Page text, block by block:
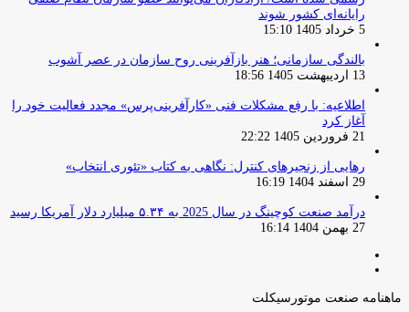
رایانه‌ای کشور شوند
5 خرداد 1405 15:10
بالندگی سازمانی؛ هنر بازآفرینی روح سازمان در عصر آشوب
13 اردیبهشت 1405 18:56
اطلاعیه: با رفع مشکلات فنی «کارآفرینی‌پرس» مجدد فعالیت خود را
آغاز کرد
21 فروردین 1405 22:22
رهایی از زنجیرهای کنترل: نگاهی به کتاب «تئوری انتخاب»
29 اسفند 1404 16:19
درآمد صنعت کوچینگ در سال 2025 به ۵.۳۴ میلیارد دلار آمریکا رسید
27 بهمن 1404 16:14
ماهنامه صنعت موتورسیکلت